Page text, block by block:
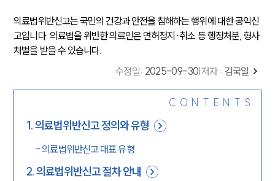
의료법위반신고는 국민의 건강과 안전을 침해하는 행위에 대한 공익신
고입니다. 의료법을 위반한 의료인은 면허정지·취소 등 행정처분, 형사
처벌을 받을 수 있습니다.
수정일: 2025-09-30 저자 : 김국일
CONTENTS
1.의료법위반신고 정의와 유형
-의료법위반신고 대표 유형
2.의료법위반신고 절차 안내